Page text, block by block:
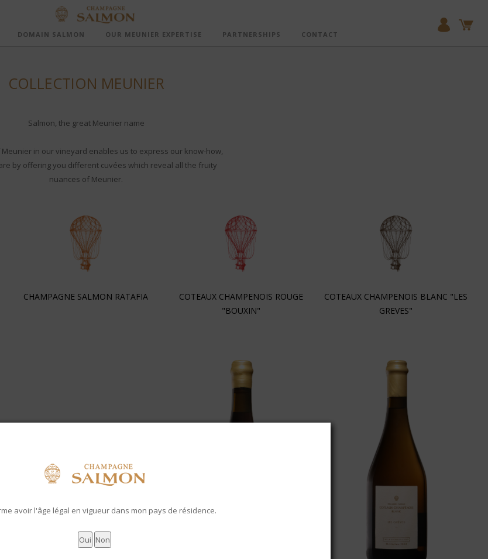
DOMAIN SALMON OUR MEUNIER EXPERTISE PARTNERSHIPS CONTACT
COLLECTION MEUNIER
Salmon, the great Meunier name
Meunier in our vineyard enables us to express our know-how,
by offering you different cuvées which reveal all the fruity
nuances of Meunier.
CHAMPAGNE SALMON RATAFIA
COTEAUX CHAMPENOIS ROUGE
"BOUXIN"
COTEAUX CHAMPENOIS BLANC "LES
GREVES"
avoir l'âge légal en vigueur dans mon pays de résidence.